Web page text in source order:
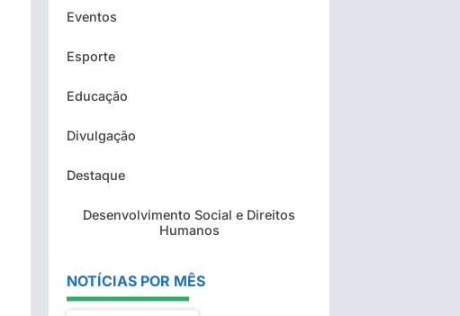
Eventos
Esporte
Educação
Divulgação
Destaque
Desenvolvimento Social e Direitos
Humanos
NOTÍCIAS POR MÊS